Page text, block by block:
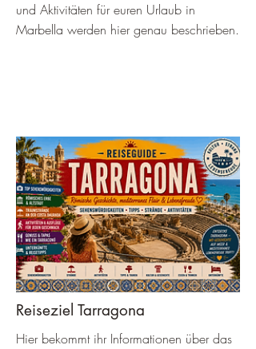
und Aktivitäten für euren Urlaub in
Marbella werden hier genau beschrieben.
Reiseziel Tarragona
Hier bekommt ihr Informationen über das